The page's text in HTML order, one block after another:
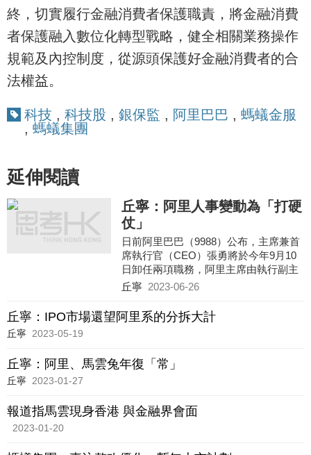
終，切實履行金融消費者保護職責，將金融消費
者保護融入數位化轉型戰略，健全相關業務操作
規範及內控制度，從源頭保護好金融消費者的合
法權益。
科技 , 科技股 , 銀保監 , 阿里巴巴 , 螞蟻金服
, 螞蟻集團
延伸閱讀
丘寧：阿里人事變動為「打硬
仗」
日前阿里巴巴（9988）公布，主席兼首
席執行官（CEO）張勇將於今年9月10
日卸任兩項職務，阿里主席由執行副主
席蔡崇信出任，CEO則由淘天集團董事
信中表示，目前是雲智能集團分拆最關
鍵明時刻，他必須全身心投入其中，因
人馬雲形容淘天集團面臨的競爭局勢十
設。
丘寧 2023-06-26
丘寧：IPO市場還望阿里系的分拆大計
丘寧 2023-05-19
丘寧：阿里、馬雲兔年復「常」
丘寧 2023-01-27
報道指馬雲現身香港 與金融界會面
2023-01-20